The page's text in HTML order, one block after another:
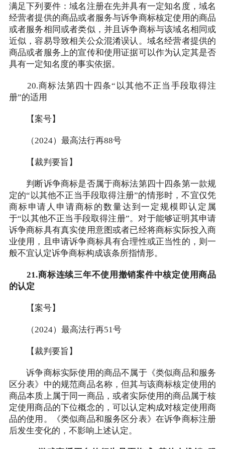
满足下列要件：域名注册在先并具有一定知名度，域名
经营者提供的商品或者服务与诉争商标核定使用的商品
或者服务相同或者类似，并且诉争商标与该域名相同或
近似，容易导致相关公众混淆误认。域名经营者提供的
商品或者服务上的宣传和使用证据可以作为认定其是否
具有一定知名度的事实依据。
20.商标法第四十四条“以其他不正当手段取得注
册”的适用
【案号】
（2024）最高法行再88号
【裁判要旨】
判断诉争商标是否属于商标法第四十四条第一款规
定的“以其他不正当手段取得注册”的情形时，不宜仅凭
商标申请人申请商标的数量达到一定规模即认定属
于“以其他不正当手段取得注册”。对于能够证明其申请
诉争商标具有真实使用意图或者已经将商标实际投入商
业使用，且申请诉争商标具有合理性或正当性的，则一
般不宜认定诉争商标构成该条所指情形。
21.商标连续三年不使用撤销案件中核定使用商品
的认定
【案号】
（2024）最高法行再51号
【裁判要旨】
诉争商标实际使用的商品不属于《类似商品和服务
区分表》中的规范商品名称，但其与该商标核定使用的
商品本质上属于同一商品，或者实际使用的商品属于核
定使用商品的下位概念的，可以认定构成对核定使用商
品的使用。《类似商品和服务区分表》在诉争商标注册
后发生变化的，不影响上述认定。